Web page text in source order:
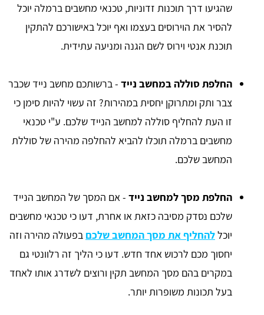
שהגיעו דרך תוכנות זדוניות, טכנאי מחשבים ברמלה יוכל
להסיר את הוירוסים בעצמו ואף יוכל באישורכם להתקין
תוכנת אנטי וירוס לשם הגנה ומניעה עתידית.
החלפת סוללה במחשב נייד - ברשותכם מחשב נייד שכבר
צבר ותק ומתרוקן יחסית במהירות? זה עשוי להיות סימן כי
זו העת להחליף סוללה למחשב הנייד שלכם. ע"י טכנאי
מחשבים ברמלה תוכלו להביא להחלפה מהירה של סוללת
המחשב שלכם.
החלפת מסך למחשב נייד - אם המסך של המחשב הנייד
שלכם נסדק מסיבה כזאת או אחרת, דעו כי טכנאי מחשבים
יוכללהחליף את מסך המחשב שלכם בפעולה מהירה וזה
יחסוך מכם לרכוש אחד חדש. דעו כי הליך זה רלוונטי גם
במקרים בהם מסך המחשב תקין ורוצים לשדרג אותו לאחד
בעל תכונות משופרות יותר.